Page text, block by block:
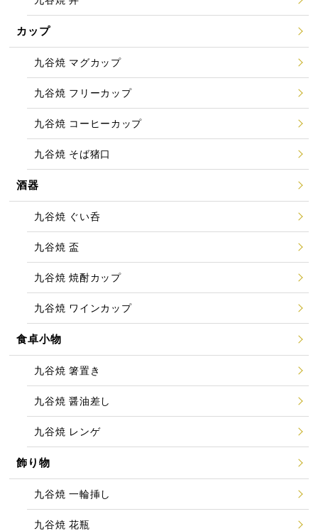
カップ
九谷焼 マグカップ
九谷焼 フリーカップ
九谷焼 コーヒーカップ
九谷焼 そば猪口
酒器
九谷焼 ぐい呑
九谷焼 盃
九谷焼 焼酎カップ
九谷焼 ワインカップ
食卓小物
九谷焼 箸置き
九谷焼 醤油差し
九谷焼 レンゲ
飾り物
九谷焼 一輪挿し
九谷焼 花瓶